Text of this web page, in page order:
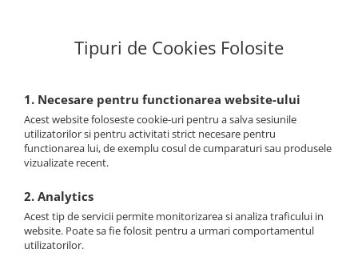
Tipuri de Cookies Folosite
1. Necesare pentru functionarea website-ului
Acest website foloseste cookie-uri pentru a salva sesiunile
utilizatorilor si pentru activitati strict necesare pentru
functionarea lui, de exemplu cosul de cumparaturi sau produsele
vizualizate recent.
2. Analytics
Acest tip de servicii permite monitorizarea si analiza traficului in
website. Poate sa fie folosit pentru a urmari comportamentul
utilizatorilor.